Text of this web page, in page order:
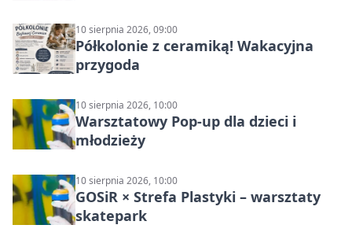
10 sierpnia 2026, 09:00
Półkolonie z ceramiką! Wakacyjna
przygoda
10 sierpnia 2026, 10:00
Warsztatowy Pop-up dla dzieci i
młodzieży
10 sierpnia 2026, 10:00
GOSiR × Strefa Plastyki – warsztaty
skatepark